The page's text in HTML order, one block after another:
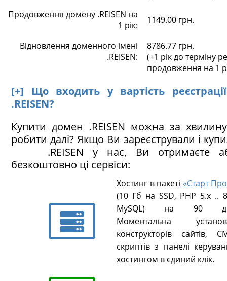
Продовження домену .REISEN на
1 рік:
1149.00 грн.
Відновлення доменного імені
.REISEN:
8786.77 грн.
(+1 рік до терміну
продовження на 1
[+] Що входить у вартість
.REISEN?
Купити домен .REISEN можна за
робити далі? Якщо Ви зареєстрували і
.REISEN у нас, Ви отримаєте
безкоштовно ці сервіси:
Хостинг в пакеті «Старт
(10 Гб на SSD, PHP 5.х ..
MySQL) на 90
Моментальна
конструкторів сайтів,
скриптів з панелі
хостингом в єдиний клік.